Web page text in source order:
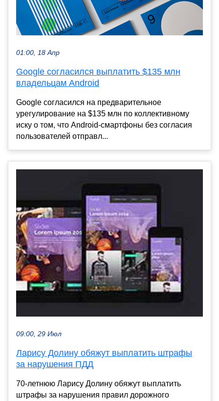
01:00, 18 Апр
Google согласился выплатить $135 млн
владельцам Android
Google согласился на предварительное
урегулирование на $135 млн по коллективному
иску о том, что Android-смартфоны без согласия
пользователей отправл...
09:00, 29 Июл
Ларису Долину обяжут выплатить штрафы
за нарушения ПДД
70-летнюю Ларису Долину обяжут выплатить
штрафы за нарушения правил дорожного